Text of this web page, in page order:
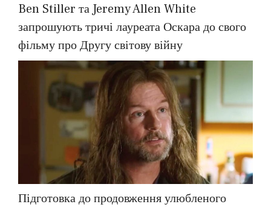
Ben Stiller та Jeremy Allen White
запрошують тричі лауреата Оскара до свого
фільму про Другу світову війну
Підготовка до продовження улюбленого